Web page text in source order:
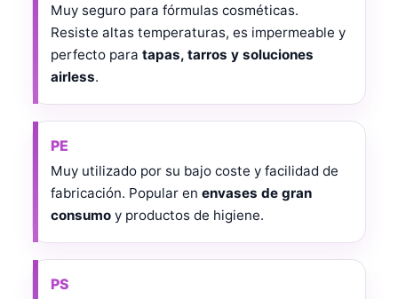
Muy seguro para fórmulas cosméticas.
Resiste altas temperaturas, es impermeable y
perfecto para tapas, tarros y soluciones
airless.
PE
Muy utilizado por su bajo coste y facilidad de
fabricación. Popular en envases de gran
consumo y productos de higiene.
PS